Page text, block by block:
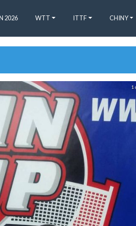
2026 WTT ITTF CHINY
1